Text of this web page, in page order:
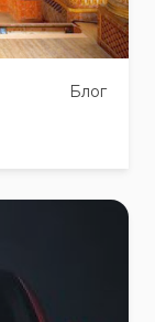
Блог